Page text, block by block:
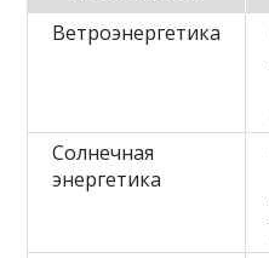
Ветроэнергетика
Солнечная
энергетика